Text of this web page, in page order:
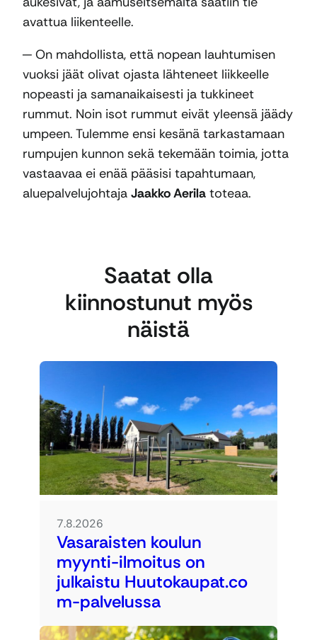
avattua liikenteelle.
─ On mahdollista, että nopean lauhtumisen
vuoksi jäät olivat ojasta lähteneet liikkeelle
nopeasti ja samanaikaisesti ja tukkineet
rummut. Noin isot rummut eivät yleensä jäädy
umpeen. Tulemme ensi kesänä tarkastamaan
rumpujen kunnon sekä tekemään toimia, jotta
vastaavaa ei enää pääsisi tapahtumaan,
aluepalvelujohtaja Jaakko Aerila toteaa.
Saatat olla
kiinnostunut myös
näistä
7.8.2026
Vasaraisten koulun
myynti-ilmoitus on
julkaistu Huutokaupat.co
m-palvelussa